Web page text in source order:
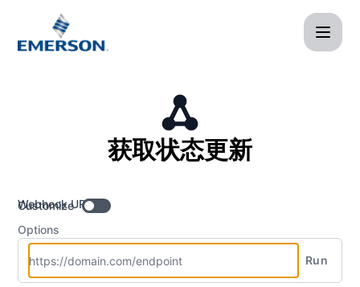
获取状态更新
Webhook URL
Customize
Options
Run